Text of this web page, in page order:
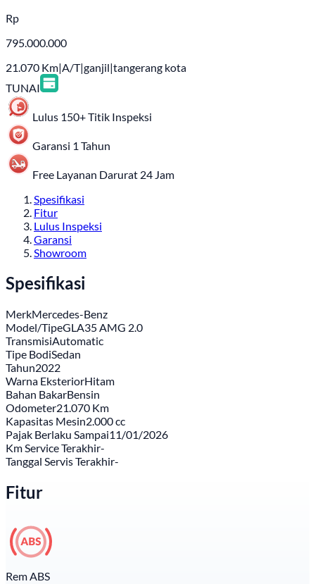
Rp
795.000.000
21.070 Km|A/T|ganjil|tangerang kota
TUNAI
Lulus 150+ Titik Inspeksi
Garansi 1 Tahun
Free Layanan Darurat 24 Jam
Spesifikasi
Fitur
Lulus Inspeksi
Garansi
Showroom
Spesifikasi
MerkMercedes-Benz
Model/TipeGLA35 AMG 2.0
TransmisiAutomatic
Tipe BodiSedan
Tahun2022
Warna EksteriorHitam
Bahan BakarBensin
Odometer21.070 Km
Kapasitas Mesin2.000 cc
Pajak Berlaku Sampai11/01/2026
Km Service Terakhir-
Tanggal Servis Terakhir-
Fitur
Rem ABS